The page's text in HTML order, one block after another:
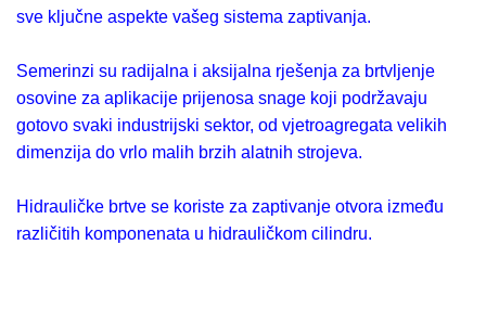
sve ključne aspekte vašeg sistema zaptivanja.
Semerinzi su radijalna i aksijalna rješenja za brtvljenje
osovine za aplikacije prijenosa snage koji podržavaju
gotovo svaki industrijski sektor, od vjetroagregata velikih
dimenzija do vrlo malih brzih alatnih strojeva.
Hidrauličke brtve se koriste za zaptivanje otvora između
različitih komponenata u hidrauličkom cilindru.